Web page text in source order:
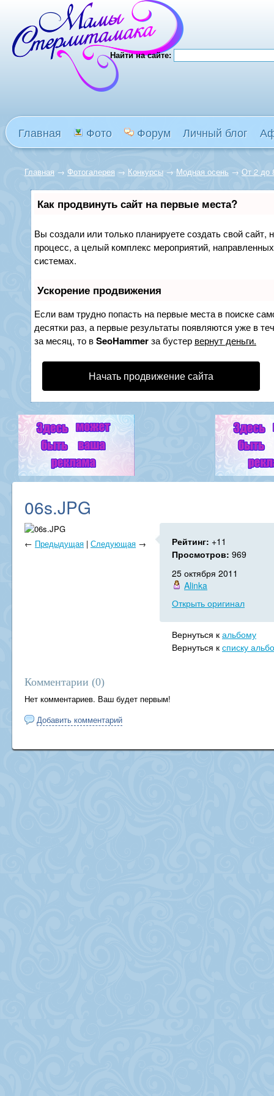
Найти на сайте:
Главная Фото Форум Личный блог
Главная → Фотогалерея → Конкурсы → Модная осень → От 2 до
Как продвинуть сайт на первые места?
Вы создали или только планируете создать свой сайт,
процесс, а целый комплекс мероприятий,
системах.
Ускорение продвижения
Если вам трудно попасть на первые места в поиске
десятки раз, а первые результаты появляются уже в
за месяц, то вSeoHammerза бустер вернут деньги.
Начать продвижение сайта
06s.JPG
← Предыдущая | Следующая → Рейтинг: +11
Просмотров: 969
25 октября 2011
Alinka
Открыть оригинал
Вернуться к альбому
Вернуться к списку
Комментарии (0)
Нет комментариев. Ваш будет первым!
Добавить комментарий